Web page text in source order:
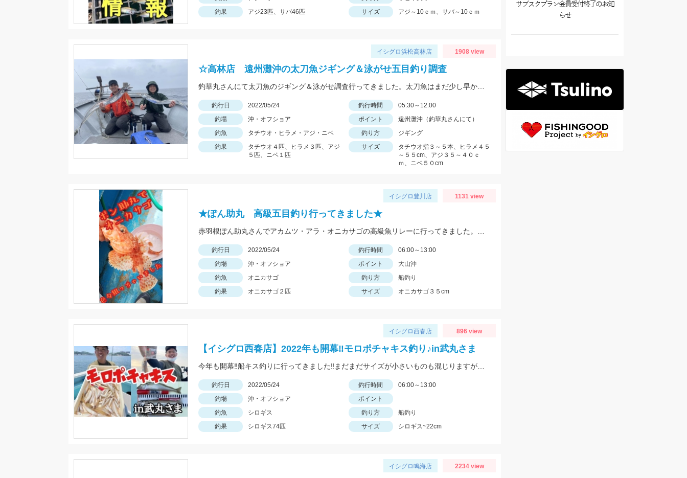
釣果
アジ23匹、サバ46匹 サイズ アジ～10ｃｍ、サバ～10ｃｍ
イシグロ浜松高林店 1908 view
☆高林店 遠州灘沖の太刀魚ジギング＆泳がせ五目釣り調査
釣行日 2022/05/24 釣行時間
05:30～12:00
釣場
沖・オフショア ポイント
遠州灘沖（釣華丸さんにて）
釣魚
タチウオ・ヒラメ・アジ・ニベ 釣り方
ジギング
釣果
タチウオ４匹、ヒラメ３匹、アジ
５匹、ニベ１匹
サイズ
タチウオ指３～５本、ヒラメ４５
～５５cm、アジ３５～４０ｃ
ｍ、ニベ５０cm
イシグロ豊川店 1131 view
★ぽん助丸 高級五目釣り行ってきました★
釣行日 2022/05/24 釣行時間
06:00～13:00
釣場
沖・オフショア ポイント
大山沖
釣魚
オニカサゴ 釣り方
船釣り
釣果
オニカサゴ２匹 サイズ オニカサゴ３５cm
イシグロ西春店 896 view
【イシグロ西春店】2022年も開幕‼モロポチャキス釣り♪in武丸さま
釣行日 2022/05/24 釣行時間
06:00～13:00
釣場
沖・オフショア
ポイント
釣魚
シロギス 釣り方
船釣り
釣果
シロギス74匹 サイズ シロギス~22cm
イシグロ鳴海店 2234 view
サブスクプラン会員受付終了のお知
らせ